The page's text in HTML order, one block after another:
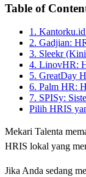
Table of
1.
2. Gadjian:
3. Sleekr
4. LinovHR:
5. GreatDay
6. Palm HR:
7. SPISy:
Pilih HRIS
Mekari Talenta
HRIS lokal yang
Jika Anda sedang